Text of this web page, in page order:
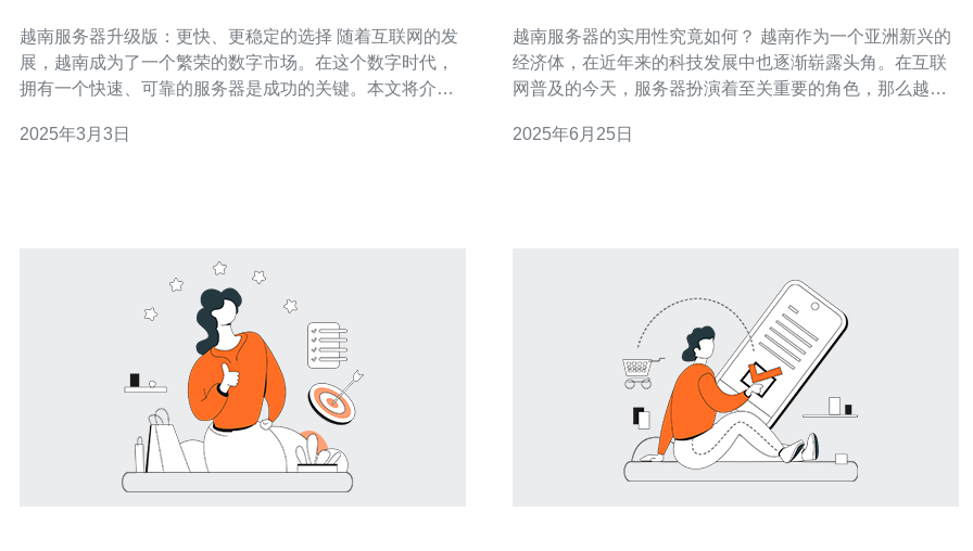
越南服务器升级版：更快、更稳定的选择 随着互联网的发
展，越南成为了一个繁荣的数字市场。在这个数字时代，
拥有一个快速、可靠的服务器是成功的关键。本文将介绍
服务器升级版采用了最新的硬件技术和优化策略，使其速
2025年3月3日
越南服务器的实用性究竟如何？ 越南作为一个亚洲新兴的
经济体，在近年来的科技发展中也逐渐崭露头角。在互联
网普及的今天，服务器扮演着至关重要的角色，那么越南
南的服务器在性能稳定性方面表现如何？经过多次测试，
2025年6月25日